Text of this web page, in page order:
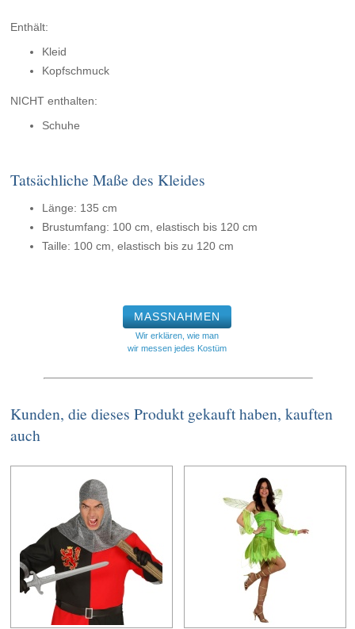
Enthält:
Kleid
Kopfschmuck
NICHT enthalten:
Schuhe
Tatsächliche Maße des Kleides
Länge: 135 cm
Brustumfang: 100 cm, elastisch bis 120 cm
Taille: 100 cm, elastisch bis zu 120 cm
MASSNAHMEN
Wir erklären, wie man
wir messen jedes Kostüm
Kunden, die dieses Produkt gekauft haben, kauften
auch